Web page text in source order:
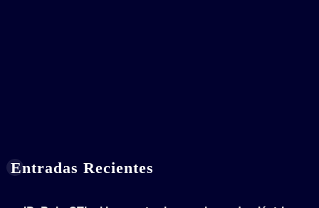
Entradas Recientes